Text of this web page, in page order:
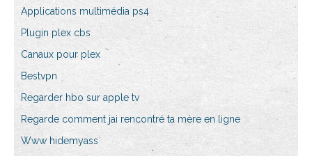
Applications multimédia ps4
Plugin plex cbs
Canaux pour plex
Bestvpn
Regarder hbo sur apple tv
Regarde comment jai rencontré ta mère en ligne
Www hidemyass